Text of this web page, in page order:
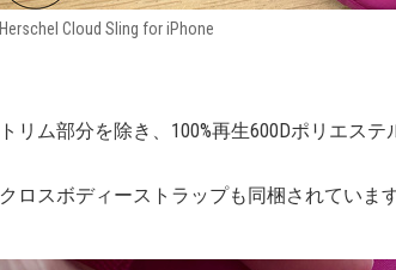
Herschel Cloud Sling for iPhone
トリム部分を除き、100%再生600Dポリエステ
クロスボディーストラップも同梱されています